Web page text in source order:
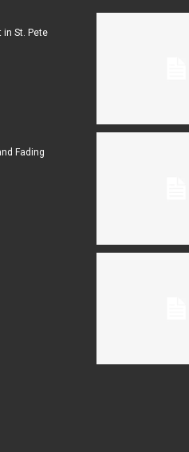
in St. Pete
Fading